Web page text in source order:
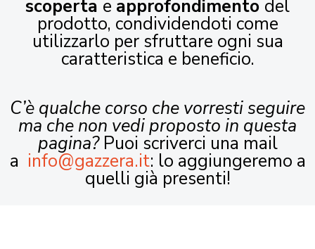
scoperta e approfondimento del
prodotto, condividendoti come
utilizzarlo per sfruttare ogni sua
caratteristica e beneficio.
C’è qualche corso che vorresti seguire
ma che non vedi proposto in questa
pagina?Puoi scriverci una mail
a info@gazzera.it: lo aggiungeremo a
quelli già presenti!